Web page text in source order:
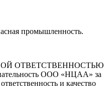
промышленность.
ОТВЕТСТВЕННОСТЬЮ
ООО «НЦАА» за
и качество